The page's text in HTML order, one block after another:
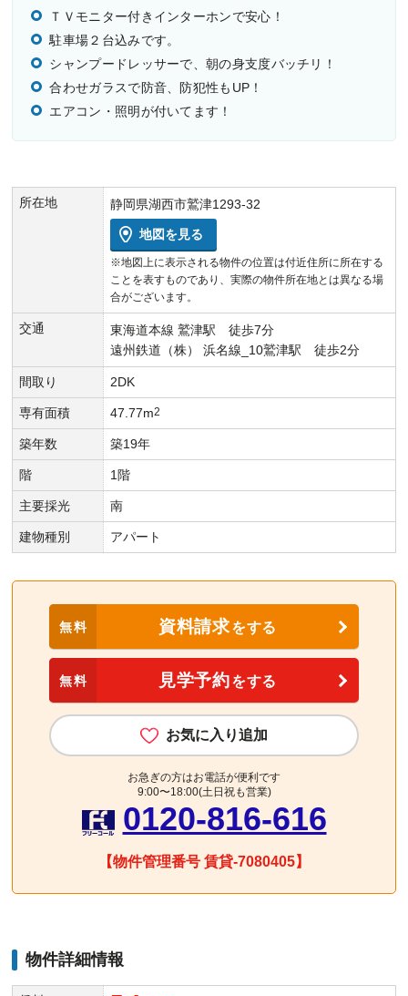
ＴＶモニター付きインターホンで安心！
駐車場２台込みです。
シャンプードレッサーで、朝の身支度バッチリ！
合わせガラスで防音、防犯性もUP！
エアコン・照明が付いてます！
所在地 静岡県湖西市鷲津1293-32
地図を見る
※地図上に表示される物件の位置は付近住所に所在する
ことを表すものであり、実際の物件所在地とは異なる場
合がございます。
交通
東海道本線 鷲津駅 徒歩7分
遠州鉄道（株） 浜名線_10鷲津駅 徒歩2分
間取り 2DK
専有面積 47.77m2
築年数 築19年
階 1階
主要採光 南
建物種別 アパート
無料 資料請求をする
無料 見学予約をする
お気に入り追加
お急ぎの方はお電話が便利です
9:00〜18:00(土日祝も営業)
0120-816-616
【物件管理番号 賃貸-7080405】
物件詳細情報